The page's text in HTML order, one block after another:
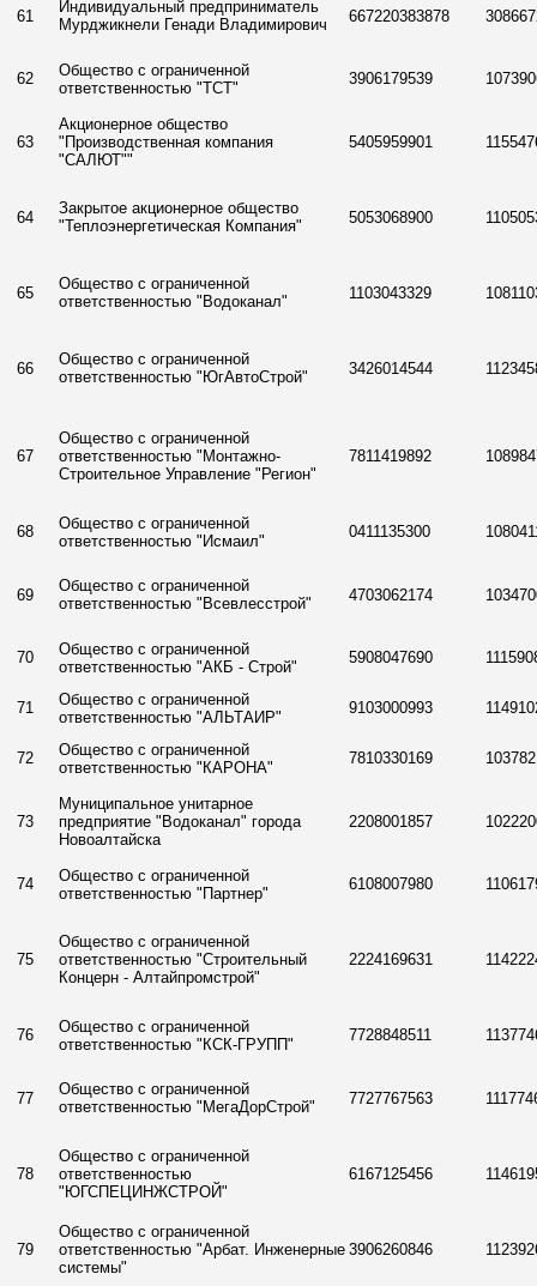
61
Индивидуальный предприниматель
Мурджикнели Генади Владимирович
667220383878
62
Общество с ограниченной
ответственностью "ТСТ"
3906179539
63
Акционерное общество
"Производственная компания
"САЛЮТ""
5405959901
64
Закрытое акционерное общество
"Теплоэнергетическая Компания"
5053068900
65
Общество с ограниченной
ответственностью "Водоканал"
1103043329
66
Общество с ограниченной
ответственностью "ЮгАвтоСтрой"
3426014544
67
Общество с ограниченной
ответственностью "Монтажно-
Строительное Управление "Регион"
7811419892
68
Общество с ограниченной
ответственностью "Исмаил"
0411135300
69
Общество с ограниченной
ответственностью "Всевлесстрой"
4703062174
70
Общество с ограниченной
ответственностью "АКБ - Строй"
5908047690
71
Общество с ограниченной
ответственностью "АЛЬТАИР"
9103000993
72
Общество с ограниченной
ответственностью "КАРОНА"
7810330169
73
Муниципальное унитарное
предприятие "Водоканал" города
Новоалтайска
2208001857
74
Общество с ограниченной
ответственностью "Партнер"
6108007980
75
Общество с ограниченной
ответственностью "Строительный
Концерн - Алтайпромстрой"
2224169631
76
Общество с ограниченной
ответственностью "КСК-ГРУПП"
7728848511
77
Общество с ограниченной
ответственностью "МегаДорСтрой"
7727767563
78
Общество с ограниченной
ответственностью
"ЮГСПЕЦИНЖСТРОЙ"
6167125456
79
Общество с ограниченной
ответственностью "Арбат. Инженерные
системы"
3906260846